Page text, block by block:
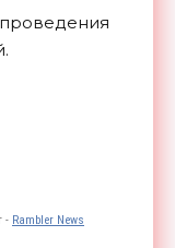
- Rambler News